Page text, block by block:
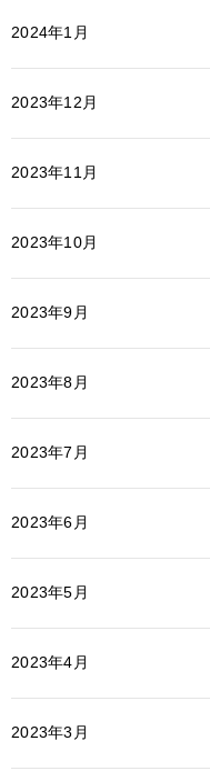
2024年1月
2023年12月
2023年11月
2023年10月
2023年9月
2023年8月
2023年7月
2023年6月
2023年5月
2023年4月
2023年3月